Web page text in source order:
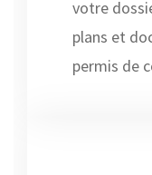
votre
plans et
permis de